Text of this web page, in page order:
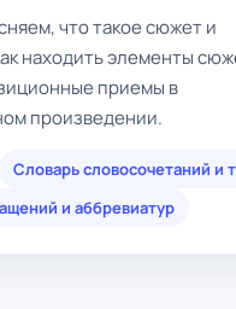
что такое сюжет и
находить элементы
приемы в
произведении.
Словарь словосочетаний и
и аббревиатур